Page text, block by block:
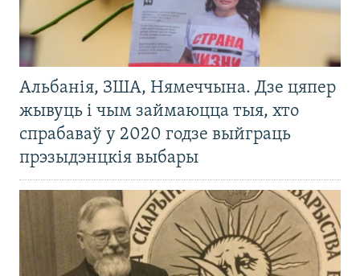
Альбанія, ЗША, Нямеччына. Дзе цяпер
жывуць і чым займаюцца тыя, хто
спрабаваў у 2020 годзе выйграць
прэзыдэнцкія выбары